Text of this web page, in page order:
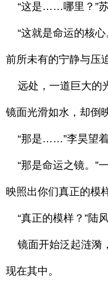
“这是……哪里？”苏
“这就是命运的核心
前所未有的宁静与压
远处，一道巨大的
镜面光滑如水，却倒
“那是……”李昊望着
“那是命运之镜。”
映照出你们真正的模
“真正的模样？”陆
镜面开始泛起涟漪
现在其中。